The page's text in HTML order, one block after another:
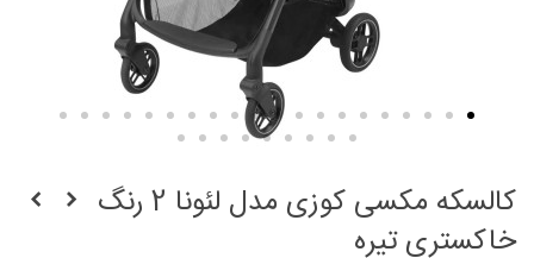
کالسکه مکسی کوزی مدل لئونا 2 رنگ
خاکستری تیره